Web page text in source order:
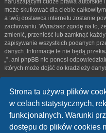
Strona ta używa plików
w celach statystycznych,
funkcjonalnych. Warunki
dostępu do plików cookies
może skutkować dla ciebie
a twój dostawca internetu zostanie
zachowaniu. Wyrażasz zgodę na to,
zmienić, przenieść lub zamknąć
zapisywanie wszystkich podanych
danych. Informacje te nie będą
„”, ani phpBB nie ponosi
których może dojść do kradzieży
Strona główna